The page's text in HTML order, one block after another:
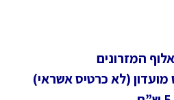
המזרונים
(לא כרטיס אשראי)